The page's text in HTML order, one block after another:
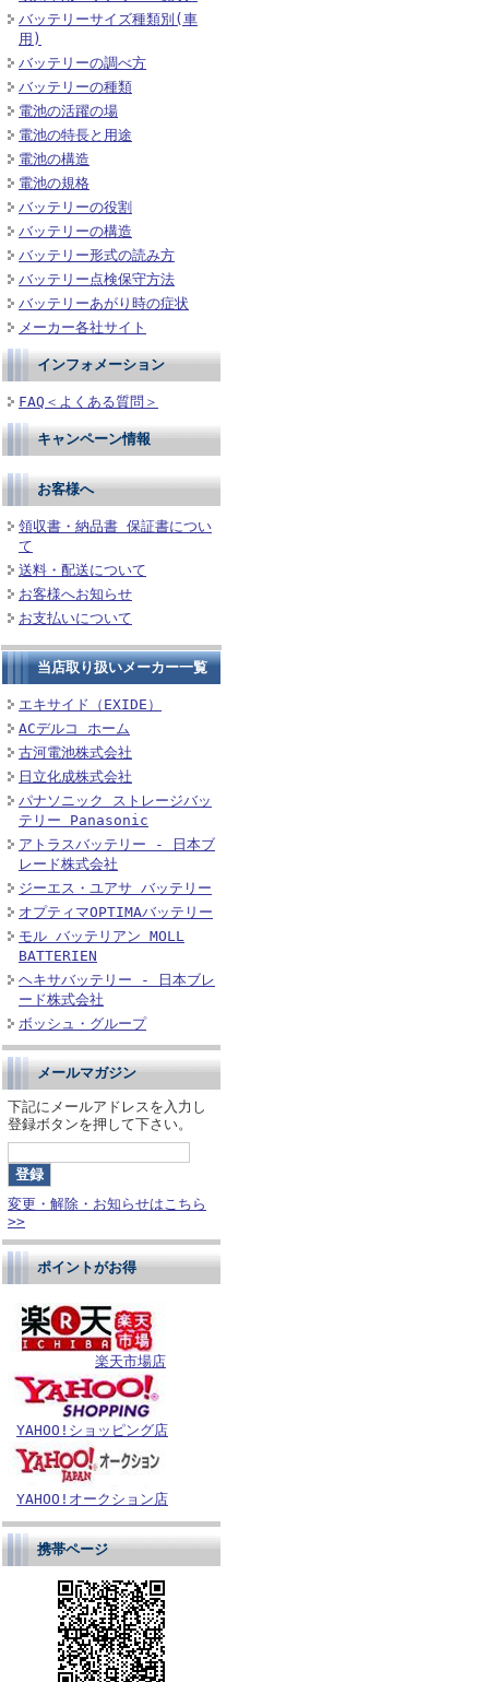
バッテリーサイズ種類別(車
用)
バッテリーの調べ方
バッテリーの種類
電池の活躍の場
電池の特長と用途
電池の構造
電池の規格
バッテリーの役割
バッテリーの構造
バッテリー形式の読み方
バッテリー点検保守方法
バッテリーあがり時の症状
メーカー各社サイト
インフォメーション
FAQ＜よくある質問＞
キャンペーン情報
お客様へ
領収書・納品書 保証書につい
て
送料・配送について
お客様へお知らせ
お支払いについて
当店取り扱いメーカー一覧
エキサイド（EXIDE）
ACデルコ ホーム
古河電池株式会社
日立化成株式会社
パナソニック ストレージバッ
テリー Panasonic
アトラスバッテリー - 日本ブ
レード株式会社
ジーエス・ユアサ バッテリー
オプティマOPTIMAバッテリー
モル バッテリアン MOLL
BATTERIEN
ヘキサバッテリー - 日本ブレ
ード株式会社
ボッシュ・グループ
メールマガジン
下記にメールアドレスを入力し
登録ボタンを押して下さい。
変更・解除・お知らせはこちら
>>
ポイントがお得
楽天市場店
YAHOO!ショッピング店
YAHOO!オークション店
携帯ページ